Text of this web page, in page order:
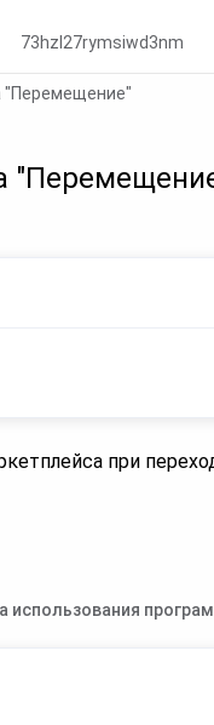
73hzl27rymsiwd3nm
"Перемещение"
при
использования